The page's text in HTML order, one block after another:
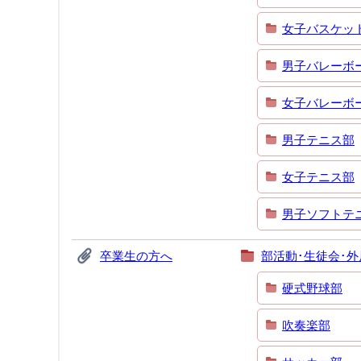
女子バスケッ
男子バレーボ
女子バレーボ
男子テニス部
女子テニス部
男子ソフトテ
卒業生の方へ 部活動･生徒会･外
硬式野球部
吹奏楽部